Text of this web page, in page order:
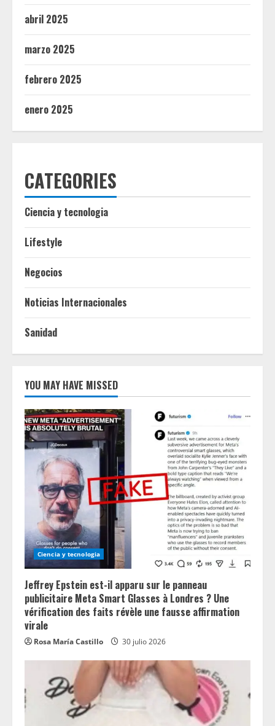
abril 2025
marzo 2025
febrero 2025
enero 2025
CATEGORIES
Ciencia y tecnologia
Lifestyle
Negocios
Noticias Internacionales
Sanidad
YOU MAY HAVE MISSED
Ciencia y tecnologia
Jeffrey Epstein est-il apparu sur le panneau
publicitaire Meta Smart Glasses à Londres ? Une
vérification des faits révèle une fausse affirmation
virale
Rosa María Castillo 30 julio 2026